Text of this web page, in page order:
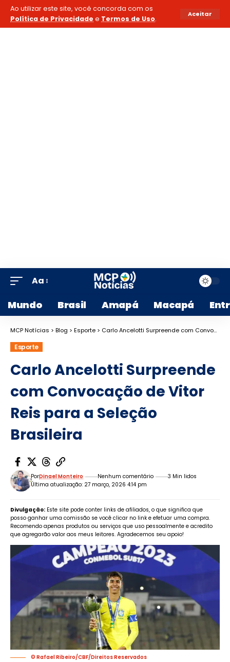
Ao utilizar este site, você concorda com os
Política de Privacidade e Termos de Uso.
Aceitar
Aa
Mundo Brasil Amapá Macapá
MCP Notícias > Blog > Esporte > Carlo Ancelotti Surpreende com Convocação de Vitor Reis para a Seleção Brasileira
Esporte
Carlo Ancelotti Surpreende
com Convocação de Vitor
Reis para a Seleção
Brasileira
Última atualização: 27 março, 2026 4:14 pm
PorDinael Monteiro Nenhum comentário 3 Min lidos
Divulgação: Este site pode conter links de afiliados, o que significa que
posso ganhar uma comissão se você clicar no link e efetuar uma compra.
Recomendo apenas produtos ou serviços que uso pessoalmente e acredito
que agregarão valor aos meus leitores. Agradecemos seu apoio!
© Rafael Ribeiro/CBF/Direitos Reservados